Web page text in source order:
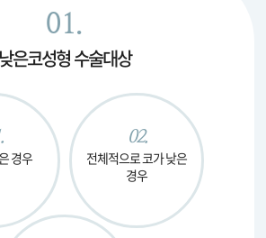
01.
낮은코성형 수술대상
경우
02.
전체적으로 코가낮은
경우